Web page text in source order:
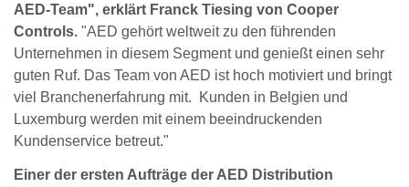
AED-Team", erklärt Franck Tiesing von Cooper
Controls. "AED gehört weltweit zu den führenden
Unternehmen in diesem Segment und genießt einen sehr
guten Ruf. Das Team von AED ist hoch motiviert und bringt
viel Branchenerfahrung mit. Kunden in Belgien und
Luxemburg werden mit einem beeindruckenden
Kundenservice betreut."
Einer der ersten Aufträge der AED Distribution